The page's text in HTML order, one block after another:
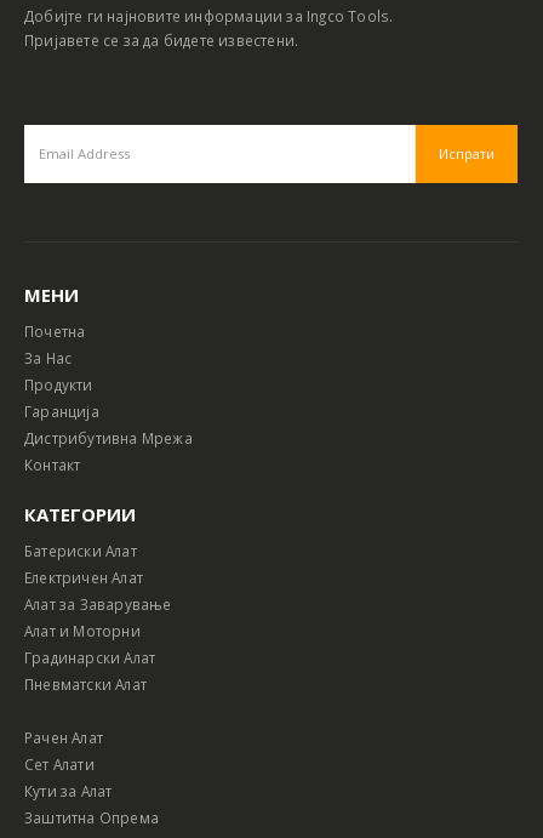
Добијте ги најновите информации за Ingco Tools.
Пријавете се за да бидете известени.
МЕНИ
Почетна
За Нас
Продукти
Гаранција
Дистрибутивна Мрежа
Контакт
КАТЕГОРИИ
Батериски Алат
Електричен Алат
Алат за Заварување
Алат и Моторни
Градинарски Алат
Пневматски Алат
Рачен Алат
Сет Алати
Кути за Алат
Заштитна Опрема